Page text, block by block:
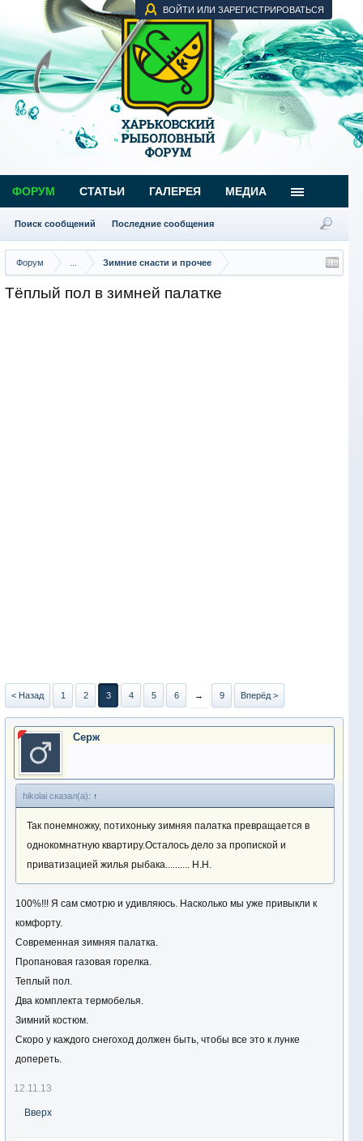
ВОЙТИ ИЛИ ЗАРЕГИСТРИРОВАТЬСЯ
Форум Зимние снасти и прочее
Тёплый пол в зимней палатке
< Назад 1 2 3 4 5 6 → 9 Вперёд >
Серж
hikolai сказал(а): ↑
Так понемножку, потихоньку зимняя палатка превращается в
однокомнатную квартиру.Осталось дело за пропиской и
приватизацией жилья рыбака.......... Н.Н.
100%!!! Я сам смотрю и удивляюсь. Насколько мы уже привыкли к
комфорту.
Современная зимняя палатка.
Пропановая газовая горелка.
Теплый пол.
Два комплекта термобелья.
Зимний костюм.
Скоро у каждого снегоход должен быть, чтобы все это к лунке
допереть.
12.11.13
Вверх
ФОРУМ
Поиск сообщений Последние сообщения
СТАТЬИ ГАЛЕРЕЯ МЕДИА